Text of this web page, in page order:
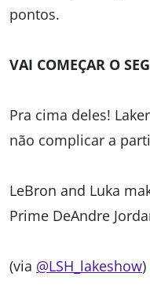
pontos.
VAI COMEÇAR O
Pra cima deles!
não complicar a
LeBron and Luka
Prime DeAndre
(via @LSH_lakeshow)